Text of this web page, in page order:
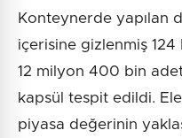
Konteynerde yapılan
içerisine gizlenmiş
12 milyon 400 bin
kapsül tespit edildi.
piyasa değerinin